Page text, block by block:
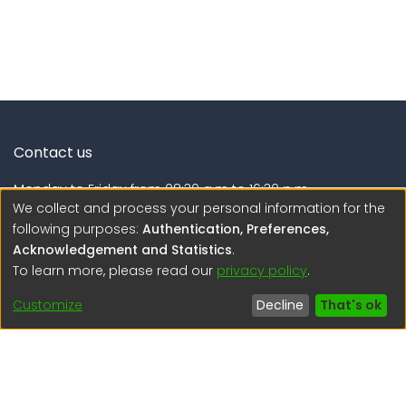
Contact us
Monday to Friday from 08:30 a.m to 16:30 p.m.
Calle Calatrava N° 216 , Urb. Camino Real - La Molina -
Lima - Lima - Perú
regen@igp.gob.pe
(51) 54 369212
Interesting links
We collect and process your personal information for the
following purposes: Authentication, Preferences,
Acknowledgement and Statistics.
To learn more, please read our privacy policy.
Customize
Decline That's ok